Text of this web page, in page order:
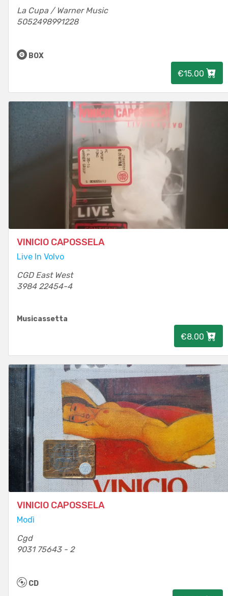
La Cupa / Warner Music
5052498991228
BOX
€15.00
VINICIO CAPOSSELA
Live In Volvo
CGD East West
3984 22454-4
Musicassetta
€8.00
VINICIO CAPOSSELA
Modì
Cgd
9031 75643 - 2
CD